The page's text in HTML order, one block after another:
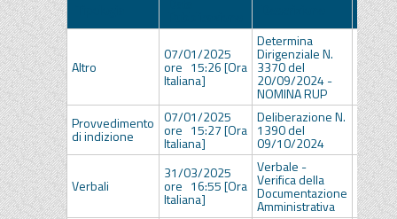
Altro
07/01/2025
ore 15:26 [Ora
Italiana]
Determina
Dirigenziale N.
3370 del
20/09/2024 -
NOMINA RUP
Provvedimento
di indizione
07/01/2025
ore 15:27 [Ora
Italiana]
Deliberazione N.
1390 del
09/10/2024
Verbali
31/03/2025
ore 16:55 [Ora
Italiana]
Verbale -
Verifica della
Documentazione
Amministrativa